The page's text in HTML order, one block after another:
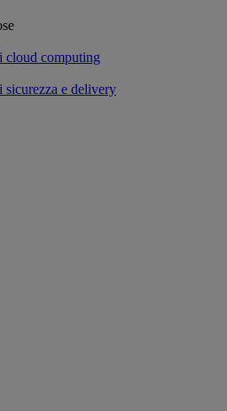
cloud computing
e delivery